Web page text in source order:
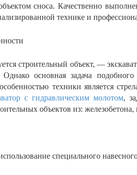
сноса. Качественно
технике и
строительный объект, —
основная задача
техники является
с гидравлическим молотом,
объектов из:
специального